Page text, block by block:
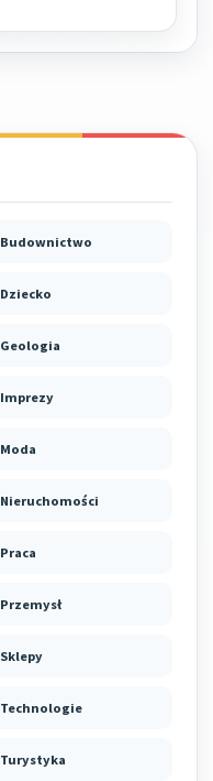
Budownictwo
Dziecko
Geologia
Imprezy
Moda
Nieruchomości
Praca
Przemysł
Sklepy
Technologie
Turystyka